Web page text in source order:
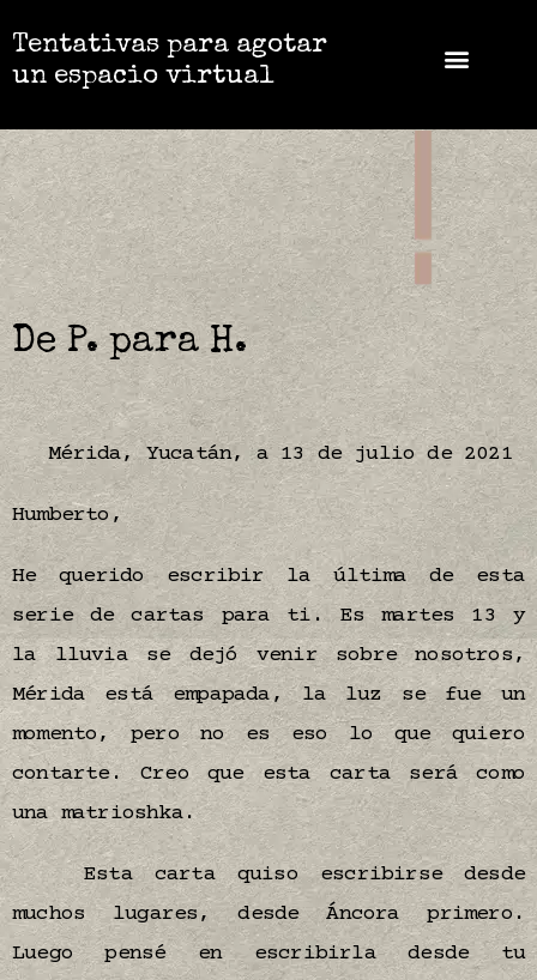
Tentativas para agotar
un espacio virtual
De P. para H.
Mérida, Yucatán, a 13 de julio de 2021
Humberto,
He querido escribir la última de esta
serie de cartas para ti. Es martes 13 y
la lluvia se dejó venir sobre nosotros,
Mérida está empapada, la luz se fue un
momento, pero no es eso lo que quiero
contarte. Creo que esta carta será como
una matrioshka.
Esta carta quiso escribirse desde
muchos lugares, desde Áncora primero.
Luego pensé en escribirla desde tu